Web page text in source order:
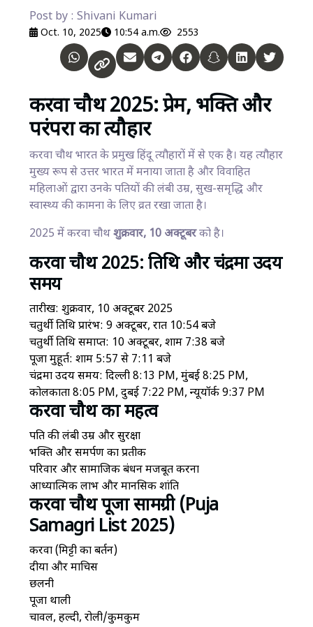
Post by : Shivani Kumari
Oct. 10, 2025 10:54 a.m. 2553
करवा चौथ 2025: प्रेम, भक्ति और
परंपरा का त्यौहार
करवा चौथ भारत के प्रमुख हिंदू त्यौहारों में से एक है। यह त्यौहार
मुख्य रूप से उत्तर भारत में मनाया जाता है और विवाहित
महिलाओं द्वारा उनके पतियों की लंबी उम्र, सुख-समृद्धि और
स्वास्थ्य की कामना के लिए व्रत रखा जाता है।
2025 में करवा चौथशुक्रवार, 10 अक्टूबरको है।
करवा चौथ 2025: तिथि और चंद्रमा उदय
समय
तारीख: शुक्रवार, 10 अक्टूबर 2025
चतुर्थी तिथि प्रारंभ: 9 अक्टूबर, रात 10:54 बजे
चतुर्थी तिथि समाप्त: 10 अक्टूबर, शाम 7:38 बजे
पूजा मुहूर्त: शाम 5:57 से 7:11 बजे
चंद्रमा उदय समय: दिल्ली 8:13 PM, मुंबई 8:25 PM,
कोलकाता 8:05 PM, दुबई 7:22 PM, न्यूयॉर्क 9:37 PM
करवा चौथ का महत्व
पति की लंबी उम्र और सुरक्षा
भक्ति और समर्पण का प्रतीक
परिवार और सामाजिक बंधन मजबूत करना
आध्यात्मिक लाभ और मानसिक शांति
करवा चौथ पूजा सामग्री (Puja
Samagri List 2025)
करवा (मिट्टी का बर्तन)
दीया और माचिस
छलनी
पूजा थाली
चावल, हल्दी, रोली/कुमकुम